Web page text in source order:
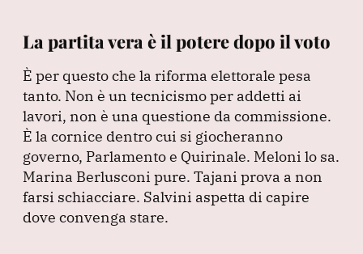
La partita vera è il potere dopo il voto
È per questo che la riforma elettorale pesa
tanto. Non è un tecnicismo per addetti ai
lavori, non è una questione da commissione.
È la cornice dentro cui si giocheranno
governo, Parlamento e Quirinale. Meloni lo sa.
Marina Berlusconi pure. Tajani prova a non
farsi schiacciare. Salvini aspetta di capire
dove convenga stare.